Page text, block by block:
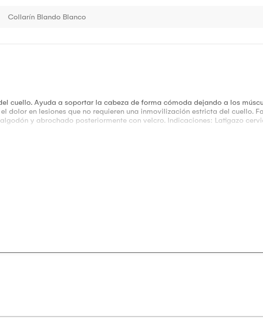
Collarín Blando Blanco
cuello. Ayuda a soportar la cabeza de forma cómoda dejando a los
dolor en lesiones que no requieren una inmovilización estricta del cuello.
y abrochado posteriormente con velcro. Indicaciones: Latigazo